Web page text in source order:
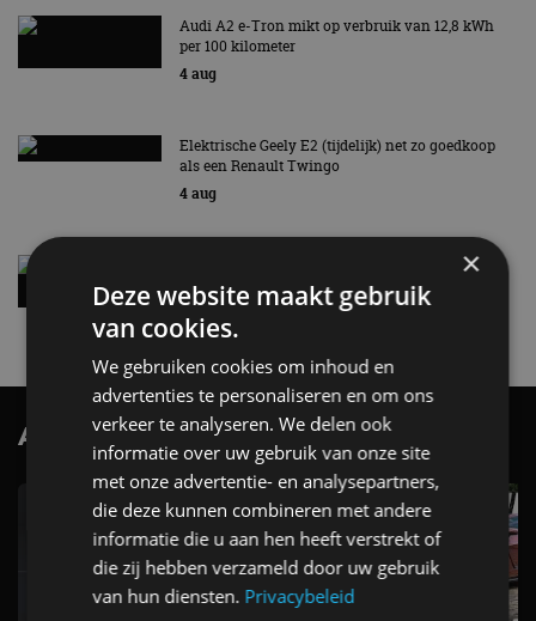
Audi A2 e-Tron mikt op verbruik van 12,8 kWh
per 100 kilometer
4 aug
Elektrische Geely E2 (tijdelijk) net zo goedkoop
als een Renault Twingo
4 aug
kilometer en wordt goedkoper
AutoRAI.nl TV SUBSCRIBE
×
Deze website maakt gebruik
van cookies.
We gebruiken cookies om inhoud en
advertenties te personaliseren en om ons
verkeer te analyseren. We delen ook
informatie over uw gebruik van onze site
met onze advertentie- en analysepartners,
die deze kunnen combineren met andere
informatie die u aan hen heeft verstrekt of
die zij hebben verzameld door uw gebruik
van hun diensten. Privacybeleid